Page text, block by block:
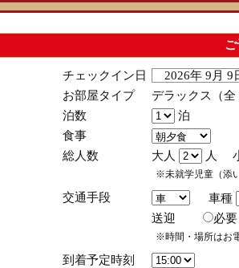
チェックイン日
2026年 9月
お部屋タイプ
デラックス（
泊数
泊
食事
総人数
大人 人
※未就学児童（添
交通手段
車種
送迎
※時間・場所はお
到着予定時刻